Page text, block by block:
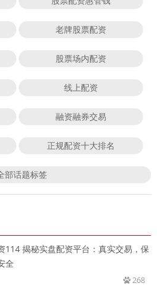
老牌股票配资
股票场内配资
线上配资
融资融券交易
正规配资十大排名
部话题标签
114 揭秘实盘配资平台：真实交易，保
全
268